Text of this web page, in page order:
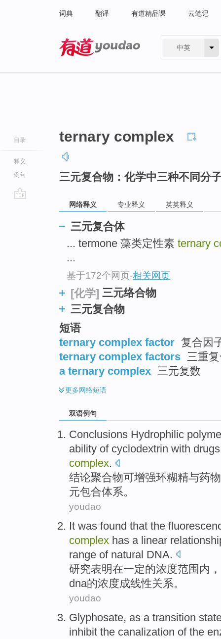
词典 翻译 有道精品课 云笔记
中英
目录
释义
例句
ternary complex
三元复合物：化学中三种不同分
网络释义 专业释义 英英释义
三元复合体
... termone 藻类定性素 ternary
...
基于172个网页-相关网页
[化学] 三元络合物
三元复合物
短语
ternary complex factor 复合因
ternary complex factors 三重
a ternary complex 三元复数
更多网络短语
双语例句
Conclusions Hydrophilic
ability of cyclodextrin with drugs
complex.
结论聚合物可增强环糊精与药物
元包合体系。
youdao
It was found that the
complex has a linear
range of natural DNA.
研究表明在一定的浓度范围内 ，
dna的浓度成线性关系。
youdao
Glyphosate, as a transition
inhibit the canalization ofthe